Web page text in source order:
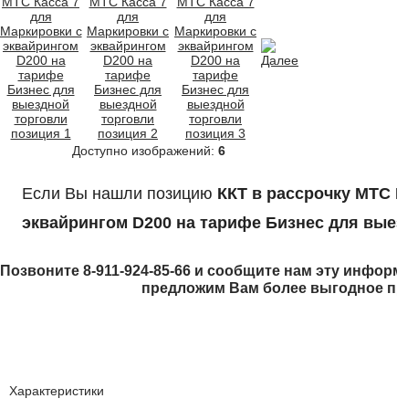
Доступно изображений: 6
Если Вы нашли позицию ККТ в рассрочку МТС
эквайрингом D200 на тарифе Бизнес для
Позвоните 8-911-924-85-66 и сообщите нам эту
предложим Вам более выгодное
Характеристики